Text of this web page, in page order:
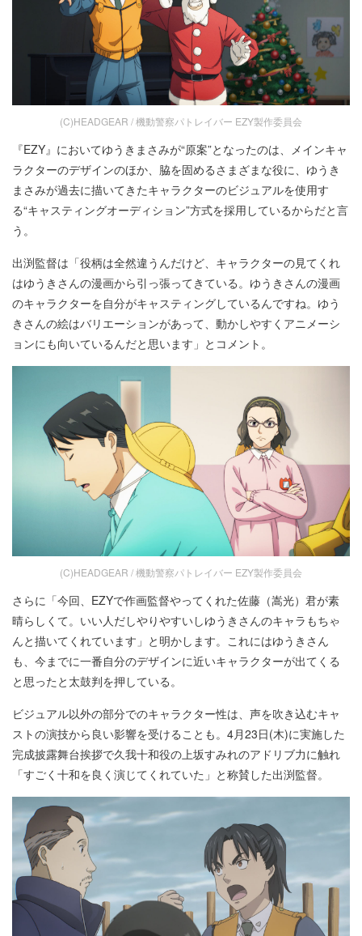
(C)HEADGEAR / 機動警察パトレイバー EZY製作委員会
『EZY』においてゆうきまさみが“原案”となったのは、メインキャ
ラクターのデザインのほか、脇を固めるさまざまな役に、ゆうき
まさみが過去に描いてきたキャラクターのビジュアルを使用す
る“キャスティングオーディション”方式を採用しているからだと言
う。
出渕監督は「役柄は全然違うんだけど、キャラクターの見てくれ
はゆうきさんの漫画から引っ張ってきている。ゆうきさんの漫画
のキャラクターを自分がキャスティングしているんですね。ゆう
きさんの絵はバリエーションがあって、動かしやすくアニメーシ
ョンにも向いているんだと思います」とコメント。
(C)HEADGEAR / 機動警察パトレイバー EZY製作委員会
さらに「今回、EZYで作画監督やってくれた佐藤（嵩光）君が素
晴らしくて。いい人だしやりやすいしゆうきさんのキャラもちゃ
んと描いてくれています」と明かします。これにはゆうきさん
も、今までに一番自分のデザインに近いキャラクターが出てくる
と思ったと太鼓判を押している。
ビジュアル以外の部分でのキャラクター性は、声を吹き込むキャ
ストの演技から良い影響を受けることも。4月23日(木)に実施した
完成披露舞台挨拶で久我十和役の上坂すみれのアドリブ力に触れ
「すごく十和を良く演じてくれていた」と称賛した出渕監督。